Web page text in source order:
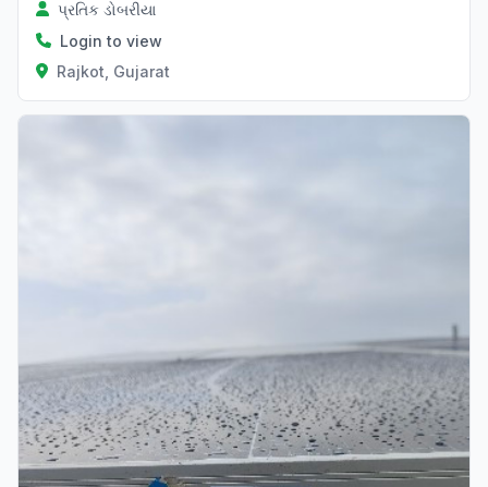
પ્રતિક ડોબરીયા
Login to view
Rajkot, Gujarat